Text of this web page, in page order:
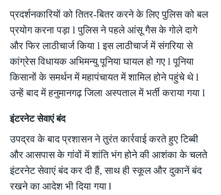
प्रदर्शनकारियों को तितर-बितर करने के लिए पुलिस को बल
प्रयोग करना पड़ा l पुलिस ने पहले आंसू गैस के गोले दागे
और फिर लाठीचार्ज किया l इस लाठीचार्ज में संगरिया से
कांग्रेस विधायक अभिमन्यु पूनिया घायल हो गए l पूनिया
किसानों के समर्थन में महापंचायत में शामिल होने पहुंचे थे l
उन्हें बाद में हनुमानगढ़ जिला अस्पताल में भर्ती कराया गया l
इंटरनेट सेवाएं बंद
उपद्रव के बाद प्रशासन ने तुरंत कार्रवाई करते हुए टिब्बी
और आसपास के गांवों में शांति भंग होने की आशंका के चलते
इंटरनेट सेवाएं बंद कर दी हैं, साथ ही स्कूल और दुकानें बंद
रखने का आदेश भी दिया गया l